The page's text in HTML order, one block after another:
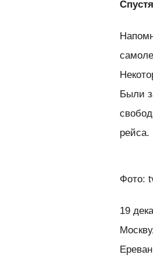
Были
рейса.
Фото:
19